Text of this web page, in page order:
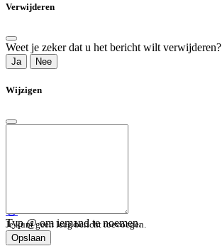
Verwijderen
Weet je zeker dat u het bericht wilt verwijderen?
Ja Nee
Wijzigen
Typ @ om iemand te noemen.
😀
Je kunt geen leeg bericht toevoegen.
Opslaan